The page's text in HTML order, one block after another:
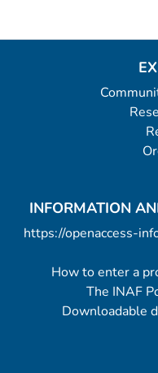
INFORMATION
https://openaccess-
How to enter a
The INAF
Downloadable